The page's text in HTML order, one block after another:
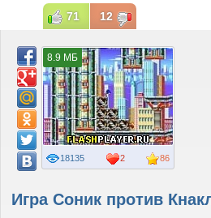
Игра Соник против
86
18135 2
8.9 МБ
71 12